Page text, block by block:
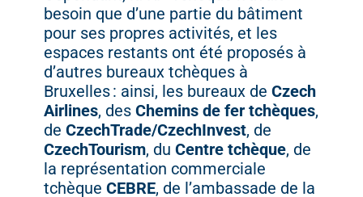
besoin que d’une partie du bâtiment
pour ses propres activités, et les
espaces restants ont été proposés à
d’autres bureaux tchèques à
Bruxelles : ainsi, les bureaux de Czech
Airlines, des Chemins de fer tchèques,
de CzechTrade/CzechInvest, de
CzechTourism, du Centre tchèque, de
la représentation commerciale
tchèque CEBRE, de l’ambassade de la